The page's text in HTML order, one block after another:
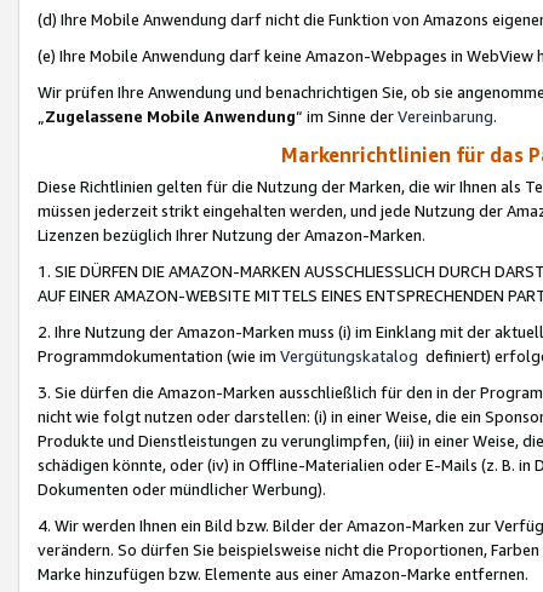
(d) Ihre Mobile Anwendung darf nicht die Funktion von Amazons
(e) Ihre Mobile Anwendung darf keine Amazon-Webpages in WebView
Wir prüfen Ihre Anwendung und benachrichtigen Sie, ob sie
„Zugelassene Mobile Anwendung“ im Sinne derVereinbarung.
Markenrichtlinien für das
Diese Richtlinien gelten für die Nutzung der Marken, die wir Ihnen als
müssen jederzeit strikt eingehalten werden, und jede Nutzung der
Lizenzen bezüglich Ihrer Nutzung der Amazon-Marken.
1. SIE DÜRFEN DIE AMAZON-MARKEN AUSSCHLIESSLICH DURCH
AUF EINER AMAZON-WEBSITE MITTELS EINES ENTSPRECHENDEN
2. Ihre Nutzung der Amazon-Marken muss (i) im Einklang mit der
Programmdokumentation (wie im Vergütungskatalog definiert)
3. Sie dürfen die Amazon-Marken ausschließlich für den in der
nicht wie folgt nutzen oder darstellen: (i) in einer Weise, die ein
Produkte und Dienstleistungen zu verunglimpfen, (iii) in einer Weise,
schädigen könnte, oder (iv) in Offline-Materialien oder E-Mails (z. B. in
Dokumenten oder mündlicher Werbung).
4. Wir werden Ihnen ein Bild bzw. Bilder der Amazon-Marken zur
verändern. So dürfen Sie beispielsweise nicht die Proportionen,
Marke hinzufügen bzw. Elemente aus einer Amazon-Marke entfernen.